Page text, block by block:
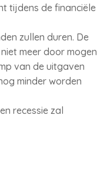
tijdens de financiële
zullen duren. De
meer door mogen
van de uitgaven
minder worden
recessie zal